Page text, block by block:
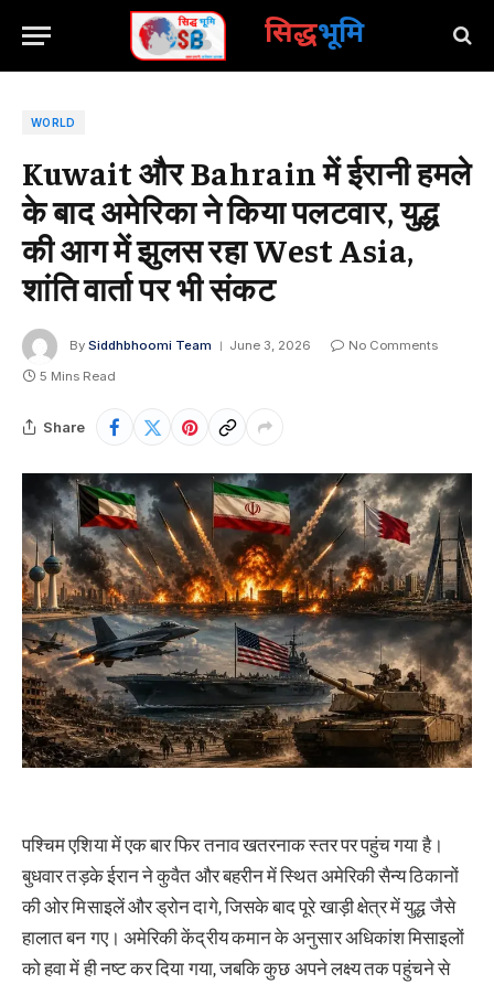
सिद्धभूमि
WORLD
Kuwait और Bahrain में ईरानी हमले
के बाद अमेरिका ने किया पलटवार, युद्ध
की आग में झुलस रहा West Asia,
शांति वार्ता पर भी संकट
By Siddhbhoomi Team June 3, 2026
No Comments
5 Mins Read
Share
पश्चिम एशिया में एक बार फिर तनाव खतरनाक स्तर पर पहुंच गया है।
बुधवार तड़के ईरान ने कुवैत और बहरीन में स्थित अमेरिकी सैन्य ठिकानों
की ओर मिसाइलें और ड्रोन दागे, जिसके बाद पूरे खाड़ी क्षेत्र में युद्ध जैसे
हालात बन गए। अमेरिकी केंद्रीय कमान के अनुसार अधिकांश मिसाइलों
को हवा में ही नष्ट कर दिया गया, जबकि कुछ अपने लक्ष्य तक पहुंचने से